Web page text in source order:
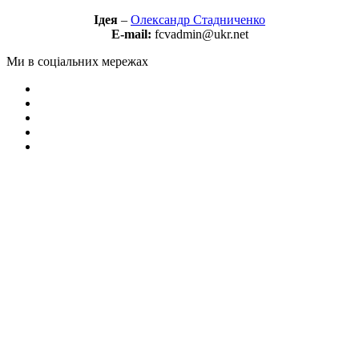
Ідея – Олександр Стадниченко
E-mail: fcvadmin@ukr.net
Ми в соціальних мережах